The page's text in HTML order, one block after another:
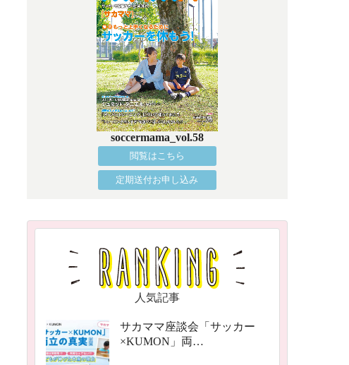
soccermama_vol.58
閲覧はこちら
定期送付お申し込み
人気記事
サカママ座談会「サッカー
×KUMON」両…